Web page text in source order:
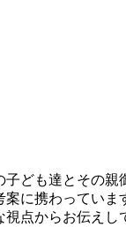
ども達とその親
に携わっていま
点からお伝えし